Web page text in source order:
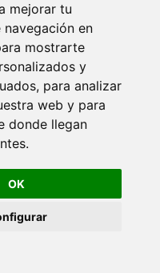
mejorar tu
en
mostrarte
y
para analizar
web y para
donde llegan
OK